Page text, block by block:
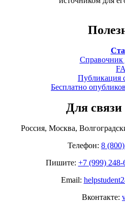
Справочник
Публикация
Бесплатно
Для
Россия, Москва,
Телефон: 8
Пишите: +7 (999)
Email:
Вконтакте: